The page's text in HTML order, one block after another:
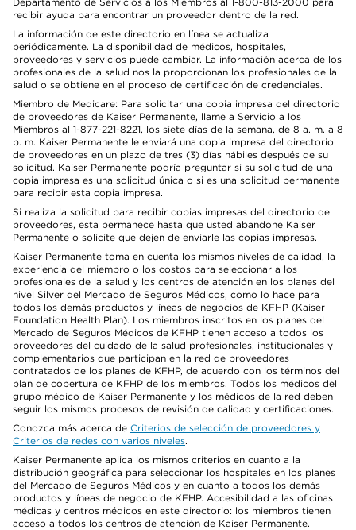
recibir ayuda para encontrar un proveedor dentro de la red.
La información de este directorio en línea se actualiza
periódicamente. La disponibilidad de médicos, hospitales,
proveedores y servicios puede cambiar. La información acerca de los
profesionales de la salud nos la proporcionan los profesionales de la
salud o se obtiene en el proceso de certificación de credenciales.
Miembro de Medicare: Para solicitar una copia impresa del directorio
de proveedores de Kaiser Permanente, llame a Servicio a los
Miembros al 1-877-221-8221, los siete días de la semana, de 8 a. m. a 8
p. m. Kaiser Permanente le enviará una copia impresa del directorio
de proveedores en un plazo de tres (3) días hábiles después de su
solicitud. Kaiser Permanente podría preguntar si su solicitud de una
copia impresa es una solicitud única o si es una solicitud permanente
para recibir esta copia impresa.
Si realiza la solicitud para recibir copias impresas del directorio de
proveedores, esta permanece hasta que usted abandone Kaiser
Permanente o solicite que dejen de enviarle las copias impresas.
Kaiser Permanente toma en cuenta los mismos niveles de calidad, la
experiencia del miembro o los costos para seleccionar a los
profesionales de la salud y los centros de atención en los planes del
nivel Silver del Mercado de Seguros Médicos, como lo hace para
todos los demás productos y líneas de negocios de KFHP (Kaiser
Foundation Health Plan). Los miembros inscritos en los planes del
Mercado de Seguros Médicos de KFHP tienen acceso a todos los
proveedores del cuidado de la salud profesionales, institucionales y
complementarios que participan en la red de proveedores
contratados de los planes de KFHP, de acuerdo con los términos del
plan de cobertura de KFHP de los miembros. Todos los médicos del
grupo médico de Kaiser Permanente y los médicos de la red deben
seguir los mismos procesos de revisión de calidad y certificaciones.
Conozca más acerca de Criterios de selección de proveedores y
Criterios de redes con varios niveles.
Kaiser Permanente aplica los mismos criterios en cuanto a la
distribución geográfica para seleccionar los hospitales en los planes
del Mercado de Seguros Médicos y en cuanto a todos los demás
productos y líneas de negocio de KFHP. Accesibilidad a las oficinas
médicas y centros médicos en este directorio: los miembros tienen
acceso a todos los centros de atención de Kaiser Permanente.